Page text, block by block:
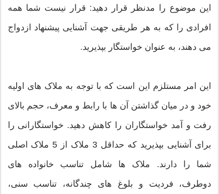
این موضوع را مدنظر قرار دهید: قرار نیست شما همه
افرادی را که به هر طریقی جهت آشنایی پیشنهاد ازدواج
می دهند، به عنوان خواستگار بپذیرید.
این امر مستلزم این است که با توجه به ملاک های اولیه
خود و در میان گذاشتن آن ها با رابط و معرف، حجم بالای
رفت و آمد خواستگاران را کاهش دهید. خواستگارانی را
برای آشنایی بپذیرید که حداقل 3 ملاک از 5 ملاک اصلی
شما را دارند. ملاک ها شامل تناسب خانواده های
دوطرف، فردیت و بلوغ های چندگانه، تناسب سنی،